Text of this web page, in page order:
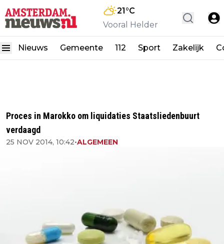
21°C
Vooral Helder
Nieuws Gemeente 112 Sport Zakelijk
Proces in Marokko om liquidaties Staatsliedenbuurt
verdaagd
25 NOV 2014, 10:42•ALGEMEEN